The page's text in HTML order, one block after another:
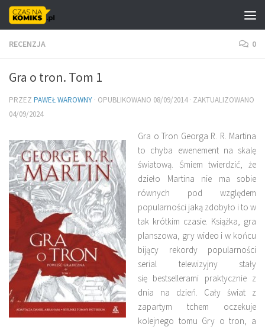
Skip to content
RECENZJA 0
Gra o tron. Tom 1
PRZEZ PAWEŁ WAROWNY · OPUBLIKOWANO 08/09/2014· ZAKTUALIZOWANO
04/09/2024
Gra o Tron Georga R. R. Martina
to chyba ewenement na skalę
światową. Śmiem twierdzić, że
dzieło Martina nie ma sobie
równych pod względem
popularności jaką zdobyło i to w
tak krótkim czasie. Książka, gra
planszowa, gry wideo i w końcu
bijący rekordy popularności
serial telewizyjny stały
się bestsellerami praktycznie z
dnia na dzień. Cały świat z
zapartym tchem oczekuje
kolejnego tomu Gry o tron, a